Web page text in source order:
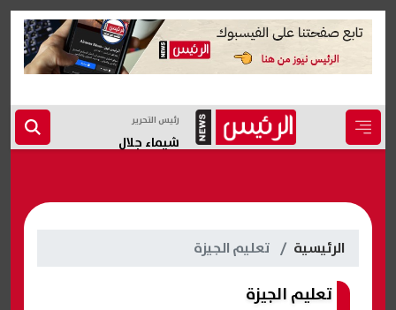
رئيس التحرير
شيماء جلال
الرئيسية تعليم الجيزة
تعليم الجيزة